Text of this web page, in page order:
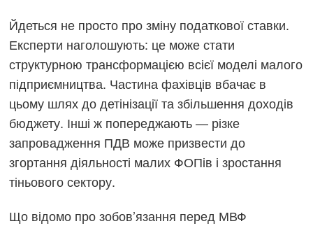
Йдеться не просто про зміну податкової ставки.
Експерти наголошують: це може стати
структурною трансформацією всієї моделі малого
підприємництва. Частина фахівців вбачає в
цьому шлях до детінізації та збільшення доходів
бюджету. Інші ж попереджають — різке
запровадження ПДВ може призвести до
згортання діяльності малих ФОПів і зростання
тіньового сектору.
Що відомо про зобов’язання перед МВФ